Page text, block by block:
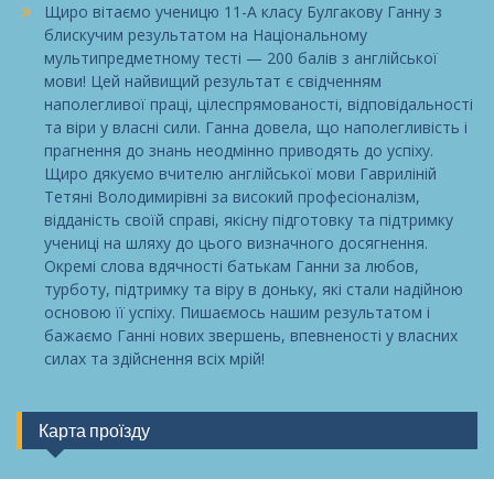
Щиро вітаємо ученицю 11-А класу Булгакову Ганну з
блискучим результатом на Національному
мультипредметному тесті — 200 балів з англійської
мови! Цей найвищий результат є свідченням
наполегливої праці, цілеспрямованості, відповідальності
та віри у власні сили. Ганна довела, що наполегливість і
прагнення до знань неодмінно приводять до успіху.
Щиро дякуємо вчителю англійської мови Гавриліній
Тетяні Володимирівні за високий професіоналізм,
відданість своїй справі, якісну підготовку та підтримку
учениці на шляху до цього визначного досягнення.
Окремі слова вдячності батькам Ганни за любов,
турботу, підтримку та віру в доньку, які стали надійною
основою її успіху. Пишаємось нашим результатом і
бажаємо Ганні нових звершень, впевненості у власних
силах та здійснення всіх мрій!
Карта проїзду